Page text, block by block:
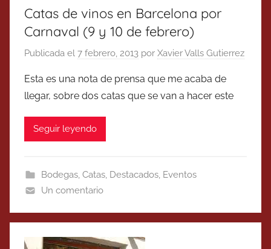
Catas de vinos en Barcelona por
Carnaval (9 y 10 de febrero)
Publicada el 7 febrero, 2013 por Xavier Valls Gutierrez
Esta es una nota de prensa que me acaba de
llegar, sobre dos catas que se van a hacer este
Seguir leyendo
Bodegas, Catas, Destacados, Eventos
Un comentario